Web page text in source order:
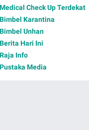
Medical Check Up Terdekat
Bimbel Karantina
Bimbel Unhan
Berita Hari Ini
Raja Info
Pustaka Media